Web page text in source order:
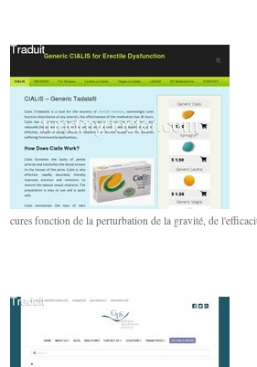
cures fonction de la perturbation de la gravité, de